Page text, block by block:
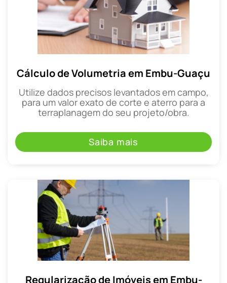
Cálculo de Volumetria em Embu-Guaçu
Utilize dados precisos levantados em campo,
para um valor exato de corte e aterro para a
terraplanagem do seu projeto/obra.
Saiba mais
Regularização de Imóveis em Embu-